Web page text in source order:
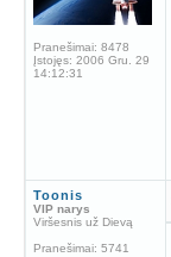
Pranešimai: 8478
Įstojęs: 2006 Gru. 29
14:12:31
Toonis
VIP narys
Viršesnis už Dievą
Pranešimai: 5741